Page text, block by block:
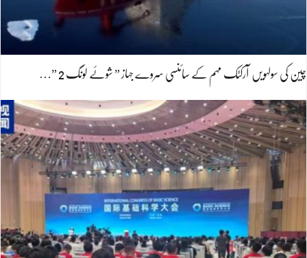
چین کی سولہویں آرکٹک مہم کے سائنسی سروے جہاز ” شوئے لونگ 2 ”…